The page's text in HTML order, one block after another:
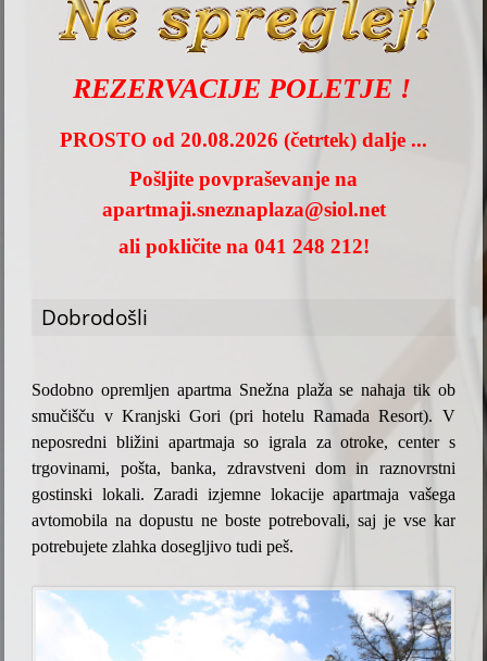
REZERVACIJE POLETJE !
PROSTO od 20.08.2026 (četrtek) dalje ...
Pošljite povpraševanje na
apartmaji.sneznaplaza@siol.net
ali pokličite na 041 248 212!
Dobrodošli
Sodobno opremljen apartma Snežna plaža se nahaja tik ob
smučišču v Kranjski Gori (pri hotelu Ramada Resort). V
neposredni bližini apartmaja so igrala za otroke, center s
trgovinami, pošta, banka, zdravstveni dom in raznovrstni
gostinski lokali. Zaradi izjemne lokacije apartmaja vašega
avtomobila na dopustu ne boste potrebovali, saj je vse kar
potrebujete zlahka dosegljivo tudi peš.